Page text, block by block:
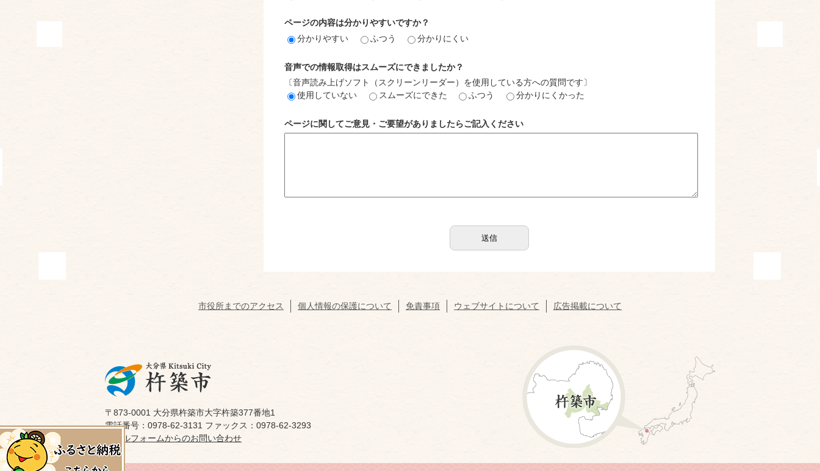
ページの内容は分かりやすいですか？
分かりやすい
ふつう 分かりにくい
音声での情報取得はスムーズにできましたか？
〔音声読み上げソフト（スクリーンリーダー）を使用している方への質問です〕
使用していない
スムーズにできた ふつう 分かりにくかった
ページに関してご意見・ご要望がありましたらご記入ください
市役所までのアクセス 個人情報の保護について 免責事項 ウェブサイトについて 広告掲載について
〒873-0001 大分県杵築市大字杵築377番地1
電話番号：0978-62-3131 ファックス：0978-62-3293
メールフォームからのお問い合わせ